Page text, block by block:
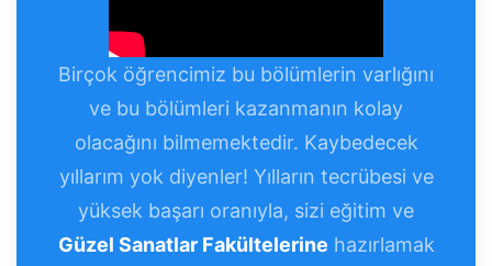
Birçok öğrencimiz bu bölümlerin varlığını
ve bu bölümleri kazanmanın kolay
olacağını bilmemektedir. Kaybedecek
yıllarım yok diyenler! Yılların tecrübesi ve
yüksek başarı oranıyla, sizi eğitim ve
Güzel Sanatlar Fakültelerine hazırlamak